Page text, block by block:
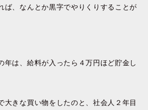
ば、なんとか黒字でやりくりすることが
年は、給料が入ったら４万円ほど貯金し
大きな買い物をしたのと、社会人２年目